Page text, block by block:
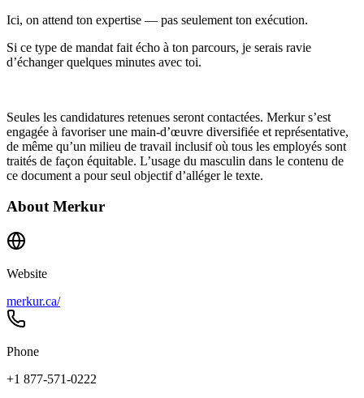
Ici, on attend ton expertise — pas seulement ton exécution.
Si ce type de mandat fait écho à ton parcours, je serais ravie
d’échanger quelques minutes avec toi.
Seules les candidatures retenues seront contactées. Merkur s’est
engagée à favoriser une main-d’œuvre diversifiée et représentative,
de même qu’un milieu de travail inclusif où tous les employés sont
traités de façon équitable. L’usage du masculin dans le contenu de
ce document a pour seul objectif d’alléger le texte.
About Merkur
Website
merkur.ca/
Phone
+1 877-571-0222